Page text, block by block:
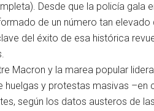
Desde que la policía gala
de un número tan
del éxito de esa histórica
Macron y la marea popular
huelgas y protestas masivas –en
según los datos austeros de